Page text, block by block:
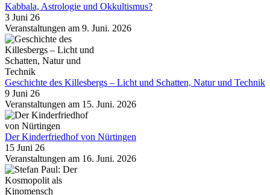
Kabbala, Astrologie und Okkultismus?
3 Juni 26
Veranstaltungen am 9. Juni. 2026
Geschichte des Killesbergs – Licht und Schatten, Natur und Technik
9 Juni 26
Veranstaltungen am 15. Juni. 2026
Der Kinderfriedhof von Nürtingen
15 Juni 26
Veranstaltungen am 16. Juni. 2026